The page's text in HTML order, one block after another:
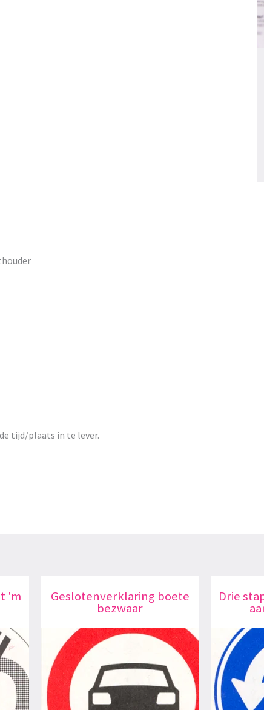
tijd/plaats in te lever.
'm Geslotenverklaring boete
bezwaar
Drie